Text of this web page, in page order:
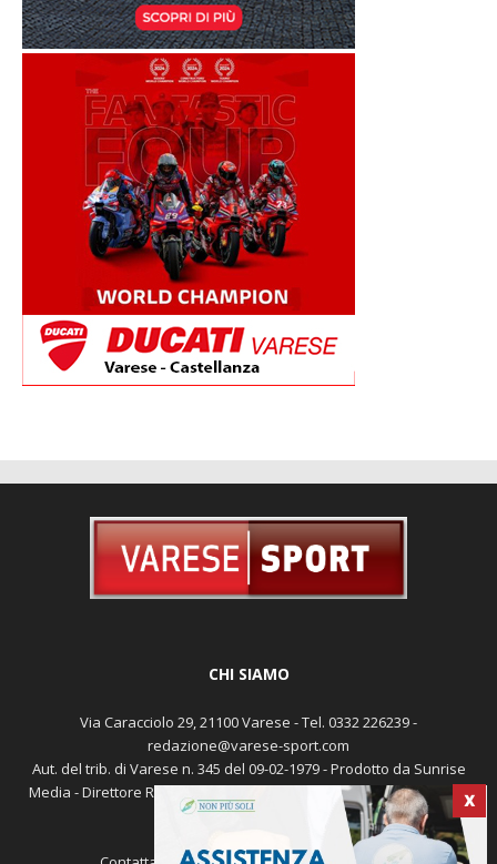
X
CHI SIAMO
Via Caracciolo 29, 21100 Varese - Tel. 0332 226239 -
redazione@varese-sport.com
Aut. del trib. di Varese n. 345 del 09-02-1979 - Prodotto da Sunrise
Media - Direttore Responsabile: Michele Marocco -Cookie policy
Pubblicità